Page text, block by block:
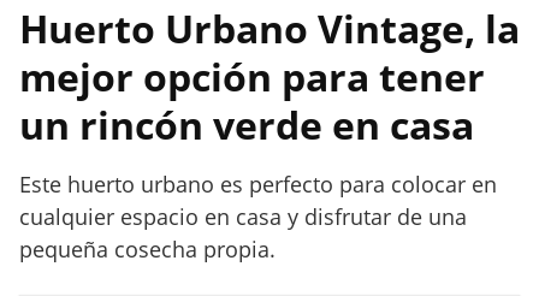
Huerto Urbano Vintage, la
mejor opción para tener
un rincón verde en casa
Este huerto urbano es perfecto para colocar en
cualquier espacio en casa y disfrutar de una
pequeña cosecha propia.